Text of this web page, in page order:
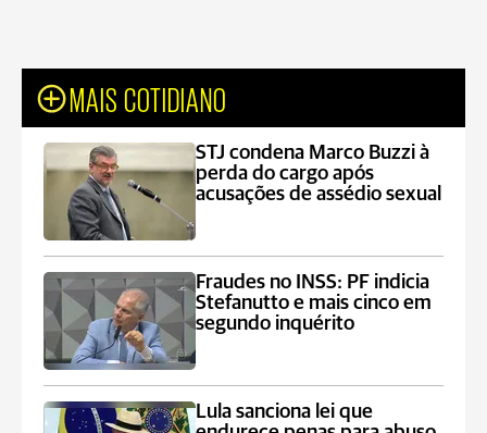
MAIS COTIDIANO
STJ condena Marco Buzzi à
perda do cargo após
acusações de assédio sexual
Fraudes no INSS: PF indicia
Stefanutto e mais cinco em
segundo inquérito
Lula sanciona lei que